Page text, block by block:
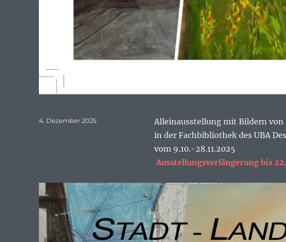
Alleinausstellung mit Bildern
in der Fachbibliothek des UBA
vom 9.10.-28.11.2025
Ausstellungsverlängerung bis
Veröffentlicht
4. Dezember 2025